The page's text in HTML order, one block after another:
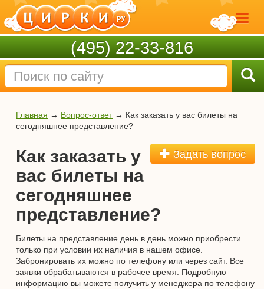
(495) 22-33-816
Главная → Вопрос-ответ → Как заказать у вас билеты на
сегодняшнее представление?
Задать вопрос
Как заказать у
вас билеты на
сегодняшнее
представление?
Билеты на представление день в день можно приобрести
только при условии их наличия в нашем офисе.
Забронировать их можно по телефону или через сайт. Все
заявки обрабатываются в рабочее время. Подробную
информацию вы можете получить у менеджера по телефону